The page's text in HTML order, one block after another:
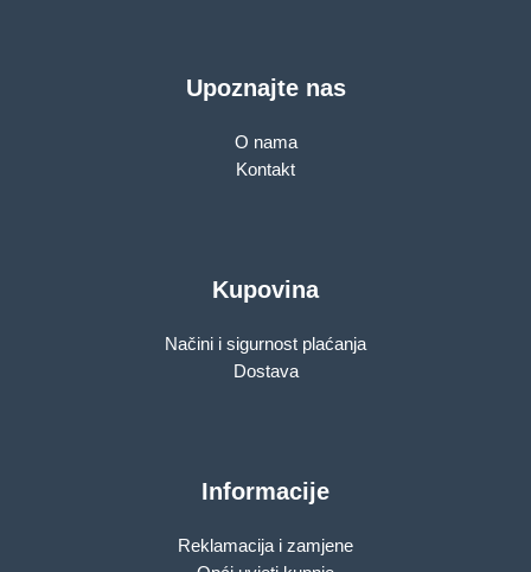
Upoznajte nas
O nama
Kontakt
Kupovina
Načini i sigurnost plaćanja
Dostava
Informacije
Reklamacija i zamjene